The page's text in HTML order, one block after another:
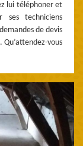
lui téléphoner et
ses techniciens
de devis
vous